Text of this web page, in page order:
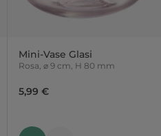
Mini-Vase Glasi
Rosa, ⌀ 9 cm, H 80 mm
5,99 €